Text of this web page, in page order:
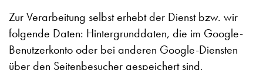
Zur Verarbeitung selbst erhebt der Dienst bzw. wir
folgende Daten: Hintergrunddaten, die im Google-
Benutzerkonto oder bei anderen Google-Diensten
über den Seitenbesucher gespeichert sind,